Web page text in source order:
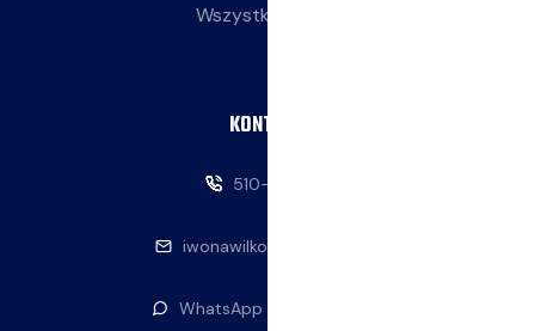
Wszystkie wpisy
KONTAKT
510-146-069
iwonawilkowska@interia.pl
WhatsApp — napisz do nas